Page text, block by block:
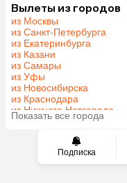
Подписка
Вылеты из городов
из Москвы
из Санкт-Петербурга
из Екатеринбурга
из Казани
из Самары
из Уфы
из Новосибирска
из Краснодара
из Нижнего Новгорода
из Перми
Показать все города